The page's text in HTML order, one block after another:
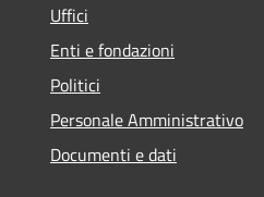
Uffici
Enti e fondazioni
Politici
Personale Amministrativo
Documenti e dati